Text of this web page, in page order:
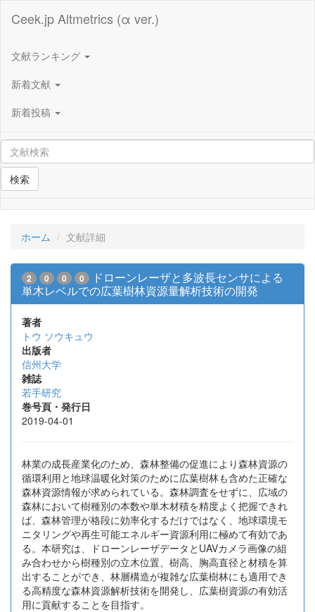
Ceek.jp Altmetrics (α ver.)
文献ランキング
新着文献
新着投稿
検索
ホーム 文献詳細
2 0 0 0
ドローンレーザと多波長センサによる
単木レベルでの広葉樹林資源量解析技術の開発
著者
トウ ソウキュウ
出版者
信州大学
雑誌
若手研究
巻号頁・発行日
2019-04-01
林業の成長産業化のため、森林整備の促進により森林資源の
循環利用と地球温暖化対策のために広葉樹林も含めた正確な
森林資源情報が求められている。森林調査をせずに、広域の
森林において樹種別の本数や単木材積を精度よく把握できれ
ば、森林管理が格段に効率化するだけではなく、地球環境モ
ニタリングや再生可能エネルギー資源利用に極めて有効であ
る。本研究は、ドローンレーザデータとUAVカメラ画像の組
み合わせから樹種別の立木位置、樹高、胸高直径と材積を算
出することができ、林層構造が複雑な広葉樹林にも適用でき
る高精度な森林資源解析技術を開発し、広葉樹資源の有効活
用に貢献することを目指す。